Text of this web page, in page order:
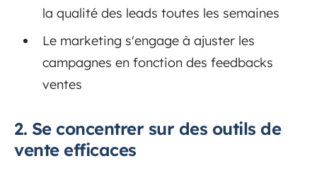
la qualité des leads toutes les semaines
Le marketing s'engage à ajuster les
campagnes en fonction des feedbacks
ventes
2. Se concentrer sur des outils de
vente efficaces